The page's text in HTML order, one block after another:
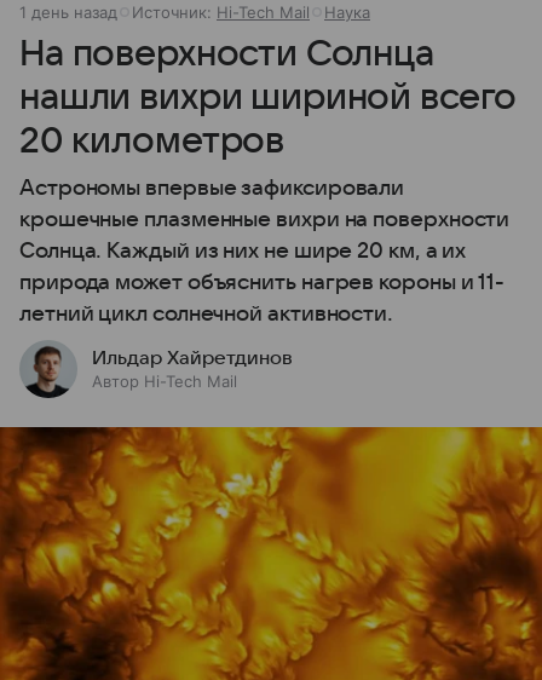
1 день назад Источник: Hi-Tech Mail Наука
На поверхности Солнца
нашли вихри шириной всего
20 километров
Астрономы впервые зафиксировали
крошечные плазменные вихри на поверхности
Солнца. Каждый из них не шире 20 км, а их
природа может объяснить нагрев короны и 11-
летний цикл солнечной активности.
Ильдар Хайретдинов
Автор Hi-Tech Mail